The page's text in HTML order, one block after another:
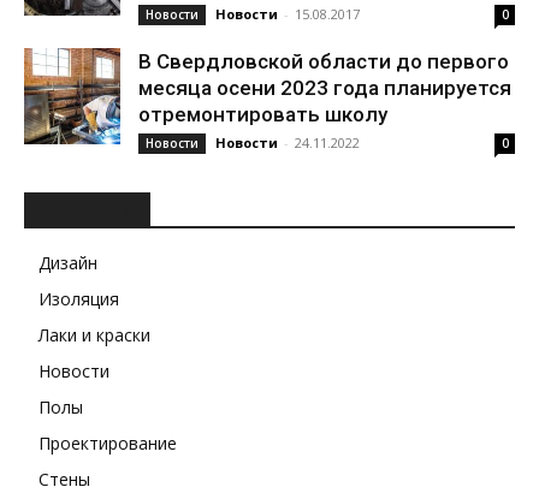
Новости Новости - 15.08.2017 0
В Свердловской области до первого
месяца осени 2023 года планируется
отремонтировать школу
Новости Новости - 24.11.2022 0
Дизайн
Изоляция
Лаки и краски
Новости
Полы
Проектирование
Стены